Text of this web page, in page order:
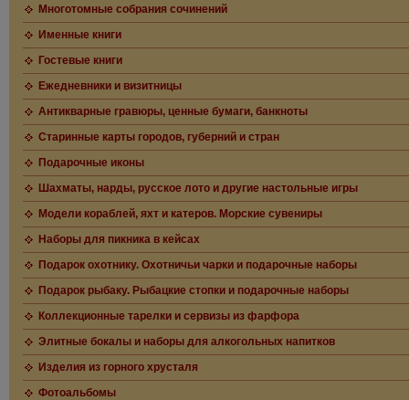
Многотомные собрания сочинений
Именные книги
Гостевые книги
Ежедневники и визитницы
Антикварные гравюры, ценные бумаги, банкноты
Старинные карты городов, губерний и стран
Подарочные иконы
Шахматы, нарды, русское лото и другие настольные игры
Модели кораблей, яхт и катеров. Морские сувениры
Наборы для пикника в кейсах
Подарок охотнику. Охотничьи чарки и подарочные наборы
Подарок рыбаку. Рыбацкие стопки и подарочные наборы
Коллекционные тарелки и сервизы из фарфора
Элитные бокалы и наборы для алкогольных напитков
Изделия из горного хрусталя
Фотоальбомы